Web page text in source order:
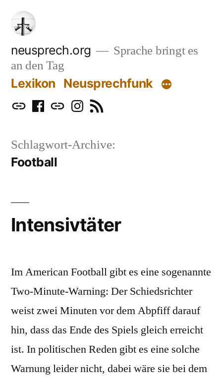
Zum
Inhalt
springen
neusprech.org
Sprache bringt es
an den Tag
Lexikon Neusprechfunk
MastodonFacebook
BlueskyInstagram
RSS
Schlagwort-Archive:
Football
Intensivtäter
Im American Football gibt es eine sogenannte
Two-Minute-Warning: Der Schiedsrichter
weist zwei Minuten vor dem Abpfiff darauf
hin, dass das Ende des Spiels gleich erreicht
ist. In politischen Reden gibt es eine solche
Warnung leider nicht, dabei wäre sie bei dem